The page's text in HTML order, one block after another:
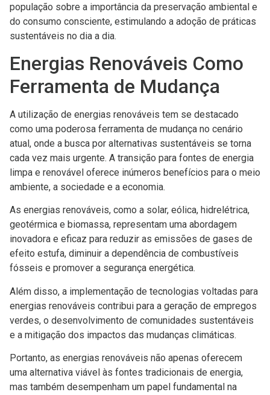
população sobre a importância da preservação ambiental e
do consumo consciente, estimulando a adoção de práticas
sustentáveis no dia a dia.
Energias Renováveis Como
Ferramenta de Mudança
A utilização de energias renováveis tem se destacado
como uma poderosa ferramenta de mudança no cenário
atual, onde a busca por alternativas sustentáveis se torna
cada vez mais urgente. A transição para fontes de energia
limpa e renovável oferece inúmeros benefícios para o meio
ambiente, a sociedade e a economia.
As energias renováveis, como a solar, eólica, hidrelétrica,
geotérmica e biomassa, representam uma abordagem
inovadora e eficaz para reduzir as emissões de gases de
efeito estufa, diminuir a dependência de combustíveis
fósseis e promover a segurança energética.
Além disso, a implementação de tecnologias voltadas para
energias renováveis contribui para a geração de empregos
verdes, o desenvolvimento de comunidades sustentáveis
e a mitigação dos impactos das mudanças climáticas.
Portanto, as energias renováveis não apenas oferecem
uma alternativa viável às fontes tradicionais de energia,
mas também desempenham um papel fundamental na